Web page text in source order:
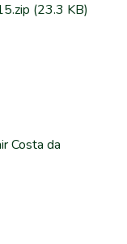
(23.3 KB)
Costa da